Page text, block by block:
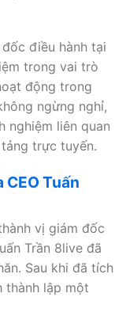
điều hành tại
trong vai trò
động trong
ngừng nghỉ,
nghiệm liên quan
trực tuyến.
Tuấn
vị giám đốc
Trần 8live đã
Sau khi đã tích
thành lập một